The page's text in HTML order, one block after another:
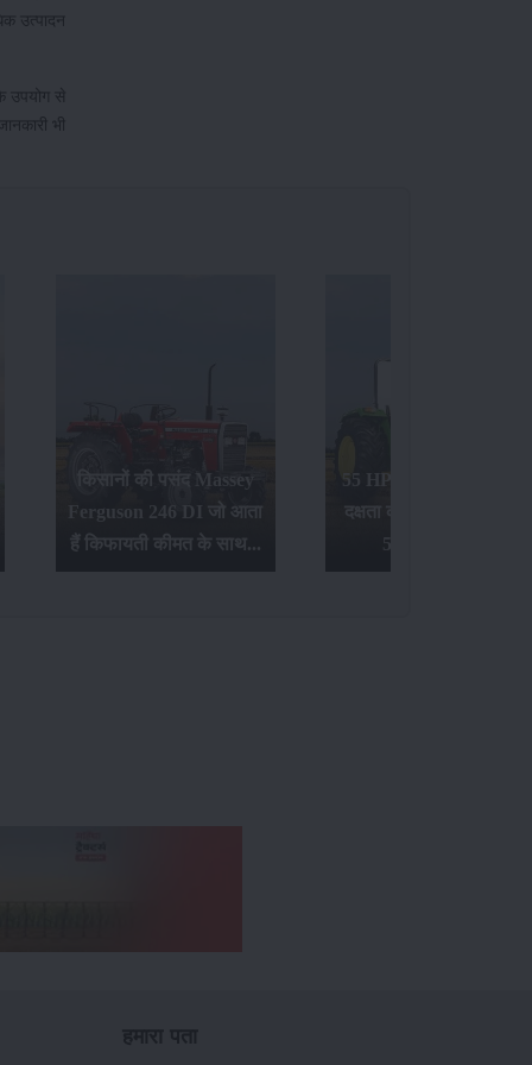
उत्पादन
उपयोग से
भी
55 HP श्रेणी में मजबूती और
दक्षता का संगम - जॉन डियर
5310 ट्रैक्टर...
45 एचपी की श्रेणी में
का सबसे पसंदीदा